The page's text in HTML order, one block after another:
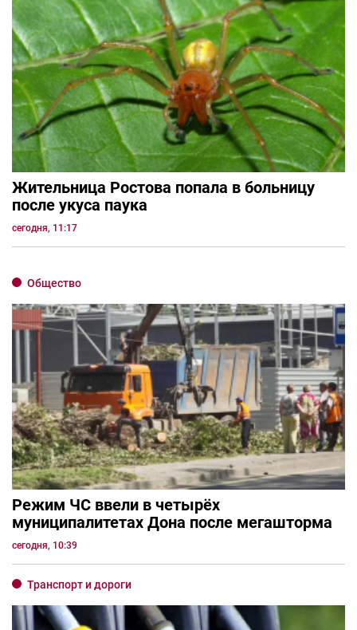
Жительница Ростова попала в больницу
после укуса паука
сегодня, 11:17
Общество
Режим ЧС ввели в четырёх
муниципалитетах Дона после мегашторма
сегодня, 10:39
Транспорт и дороги